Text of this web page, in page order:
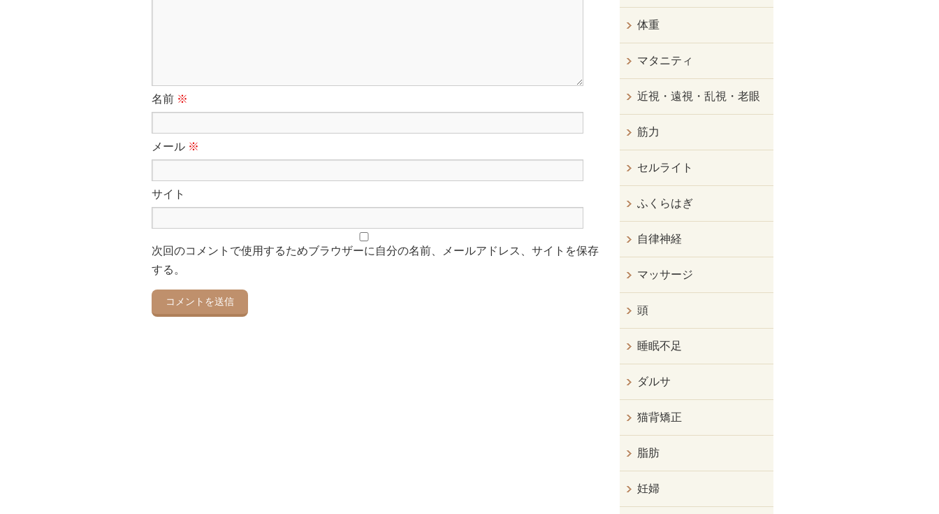
名前 ※
メール ※
サイト
次回のコメントで使用するためブラウザーに自分の名前、メールアドレス、サイトを保存
する。
体重
マタニティ
近視・遠視・乱視・老眼
筋力
セルライト
ふくらはぎ
自律神経
マッサージ
頭
睡眠不足
ダルサ
猫背矯正
脂肪
妊婦